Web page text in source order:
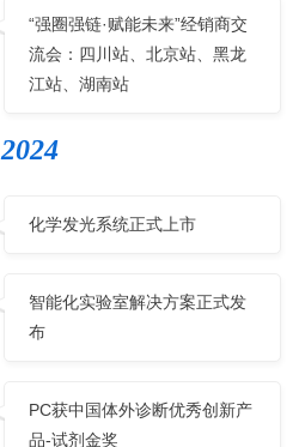
“强圈强链·赋能未来”经销商交
流会：四川站、北京站、黑龙
江站、湖南站
2024
化学发光系统正式上市
智能化实验室解决方案正式发
布
PC获中国体外诊断优秀创新产
品-试剂金奖